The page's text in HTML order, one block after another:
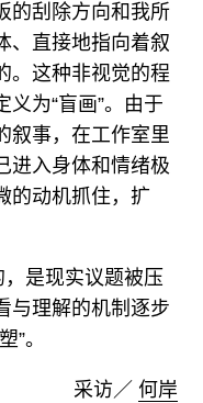
的刮除方向和我所
、直接地指向着叙
。这种非视觉的程
为“盲画”。由于
叙事，在工作室里
进入身体和情绪极
的动机抓住，扩
，是现实议题被压
与理解的机制逐步
”。
采访／ 何岸